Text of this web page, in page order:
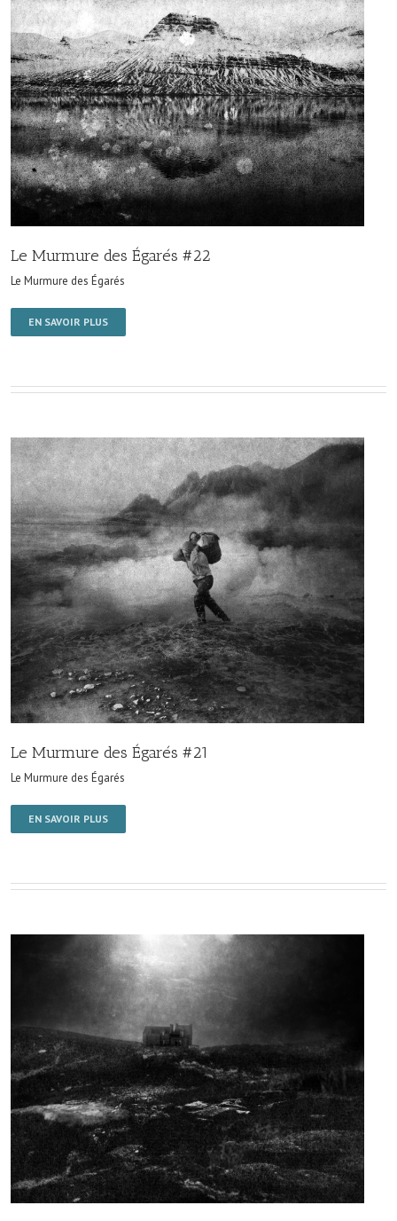
Le Murmure des Égarés #22
Le Murmure des Égarés
EN SAVOIR PLUS
Le Murmure des Égarés #21
Le Murmure des Égarés
EN SAVOIR PLUS